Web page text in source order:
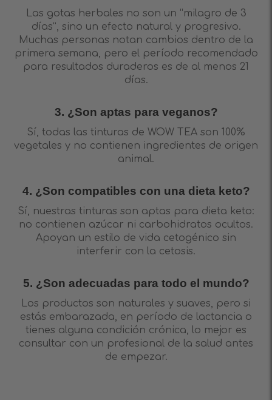
Las gotas herbales no son un “milagro de 3
días”, sino un efecto natural y progresivo.
Muchas personas notan cambios dentro de la
primera semana, pero el período recomendado
para resultados duraderos es de al menos 21
días.
3. ¿Son aptas para veganos?
Sí, todas las tinturas de WOW TEA son 100%
vegetales y no contienen ingredientes de origen
animal.
4. ¿Son compatibles con una dieta keto?
Sí, nuestras tinturas son aptas para dieta keto:
no contienen azúcar ni carbohidratos ocultos.
Apoyan un estilo de vida cetogénico sin
interferir con la cetosis.
5. ¿Son adecuadas para todo el mundo?
Los productos son naturales y suaves, pero si
estás embarazada, en período de lactancia o
tienes alguna condición crónica, lo mejor es
consultar con un profesional de la salud antes
de empezar.